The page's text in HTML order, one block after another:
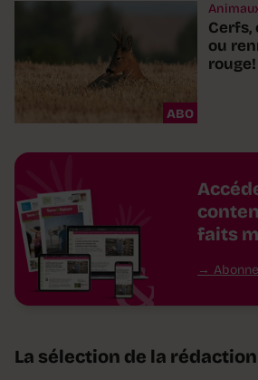
ABO
Cerfs,
ou
rouge!
faits
La sélection de la rédaction